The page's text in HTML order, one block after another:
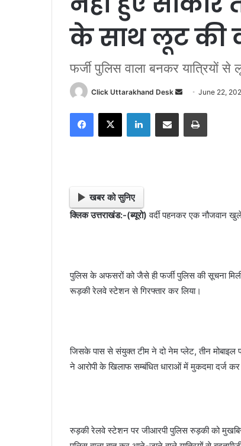
के साथ लूट की
फर्जी पुलिस वाला बनकर यात्रियों
Click Uttarakhand Desk
d
i
June 22,
खबर को सुनिए
क्लिक उत्तराखंड:-(ब्यूरो)वर्दी पहनकर एक नौजवान
पुलिस के अफसरों को जैसे ही फर्जी पुलिस की सूचना
रूड़की रेलवे स्टेशन से गिरफ्तार कर लिया।
जिसके पास से संयुक्त टीम ने दो नेम प्लेट, तीन मोबाइल
ने आरोपी के खिलाफ सम्बंधित धाराओं में मुकदमा दर्ज
रुड़की रेलवे स्टेशन पर जीआरपी पुलिस रुड़की को